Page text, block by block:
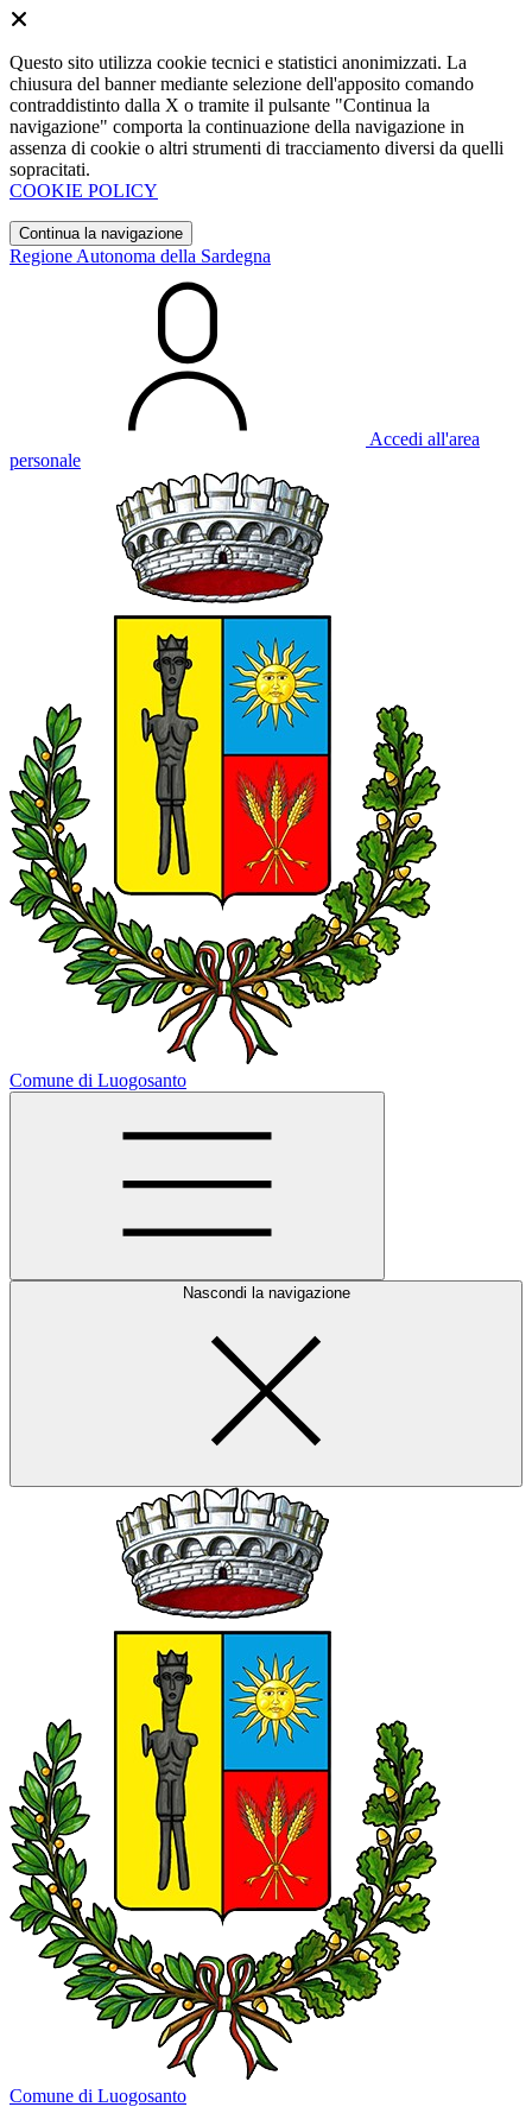
Questo sito utilizza cookie tecnici e statistici anonimizzati. La
chiusura del banner mediante selezione dell'apposito comando
contraddistinto dalla X o tramite il pulsante "Continua la
navigazione" comporta la continuazione della navigazione in
assenza di cookie o altri strumenti di tracciamento diversi da quelli
sopracitati.
COOKIE POLICY
Continua la navigazione
Regione Autonoma della Sardegna
Accedi all'area
personale
Comune di Luogosanto
Nascondi la navigazione
Comune di Luogosanto